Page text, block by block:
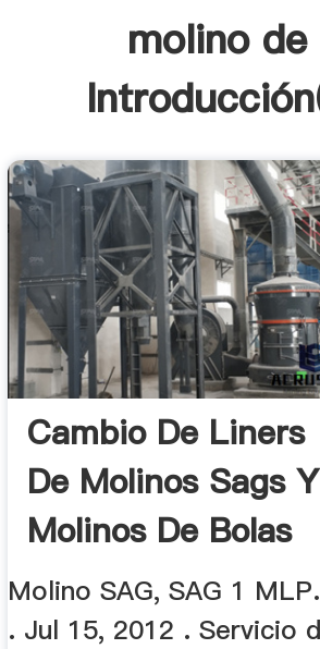
molino
Cambio De Liners
De Molinos Sags Y
Molinos De Bolas
Molino SAG, SAG 1
. Jul 15, 2012 . Servicio